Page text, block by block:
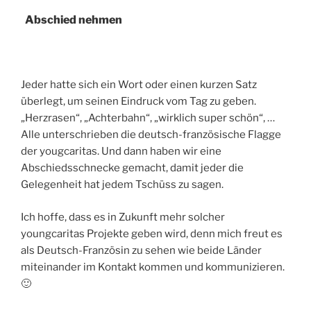
Abschied nehmen
Jeder hatte sich ein Wort oder einen kurzen Satz
überlegt, um seinen Eindruck vom Tag zu geben.
„Herzrasen“, „Achterbahn“, „wirklich super schön“, …
Alle unterschrieben die deutsch-französische Flagge
der yougcaritas. Und dann haben wir eine
Abschiedsschnecke gemacht, damit jeder die
Gelegenheit hat jedem Tschüss zu sagen.
Ich hoffe, dass es in Zukunft mehr solcher
youngcaritas Projekte geben wird, denn mich freut es
als Deutsch-Französin zu sehen wie beide Länder
miteinander im Kontakt kommen und kommunizieren.
🙂